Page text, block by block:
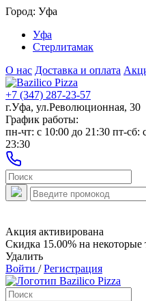
Город: Уфа
Уфа
Стерлитамак
О нас Доставка и оплата
+7 (347) 287-23-57
г.Уфа, ул.Революционная, 30
График работы:
пн-чт: c 10:00 до 21:30 пт-сб:
23:30
Акция активирована
Скидка 15.00% на некоторые
Удалить
Войти /Регистрация